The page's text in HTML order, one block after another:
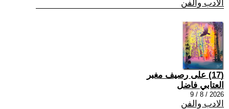
الادب والفن
(17) على رصيف مغبر
العتابي فاضل
2026 / 8 / 9
الادب والفن